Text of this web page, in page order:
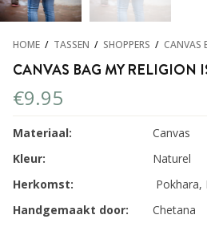
HOME / TASSEN / SHOPPERS / CANVAS
CANVAS BAG MY RELIGION
€9.95
Materiaal:
Canvas
Kleur:
Naturel
Herkomst:
Pokhara,
Handgemaakt door:
Chetana